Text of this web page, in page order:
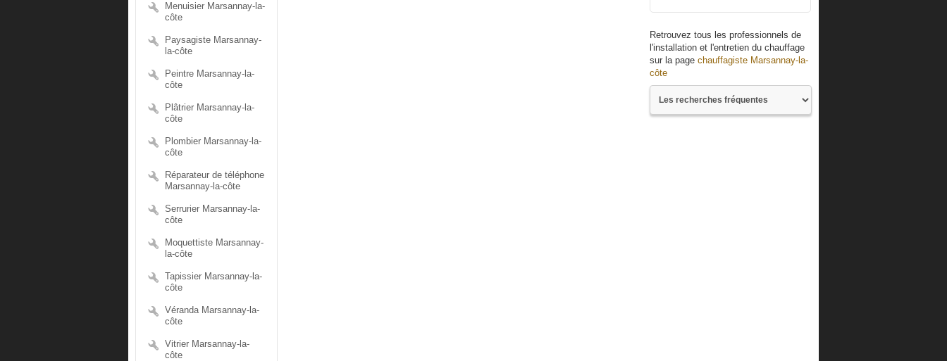
Menuisier Marsannay-la-
côte
Paysagiste Marsannay-
la-côte
Peintre Marsannay-la-
côte
Plâtrier Marsannay-la-
côte
Plombier Marsannay-la-
côte
Réparateur de téléphone
Marsannay-la-côte
Serrurier Marsannay-la-
côte
Moquettiste Marsannay-
la-côte
Tapissier Marsannay-la-
côte
Véranda Marsannay-la-
côte
Vitrier Marsannay-la-
côte
Retrouvez tous les professionnels de
l'installation et l'entretien du chauffage
sur la page chauffagiste Marsannay-la-
côte